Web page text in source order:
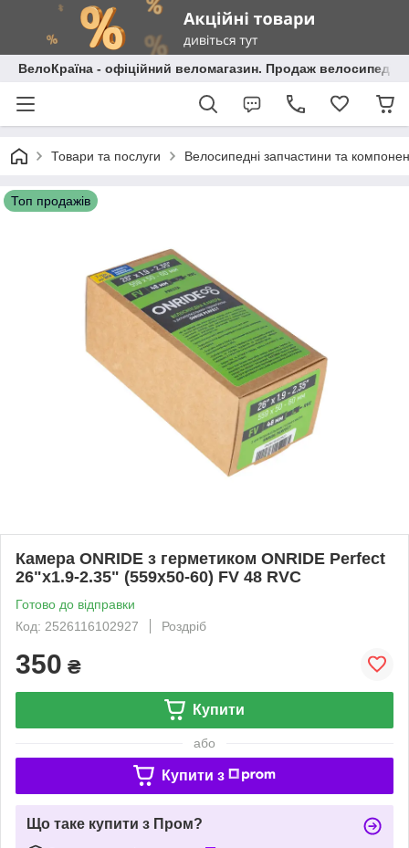
ВелоКраїна - офіційний веломагазин. Продаж велосипедів
Товари та послуги Велосипедні запчастини та
Топ продажів
Камера ONRIDE з герметиком ONRIDE Perfect
26"x1.9-2.35" (559x50-60) FV 48 RVC
Готово до відправки
Код: 2526116102927
Роздріб
350 ₴
Купити
або
Купити з
Що таке купити з Пром?